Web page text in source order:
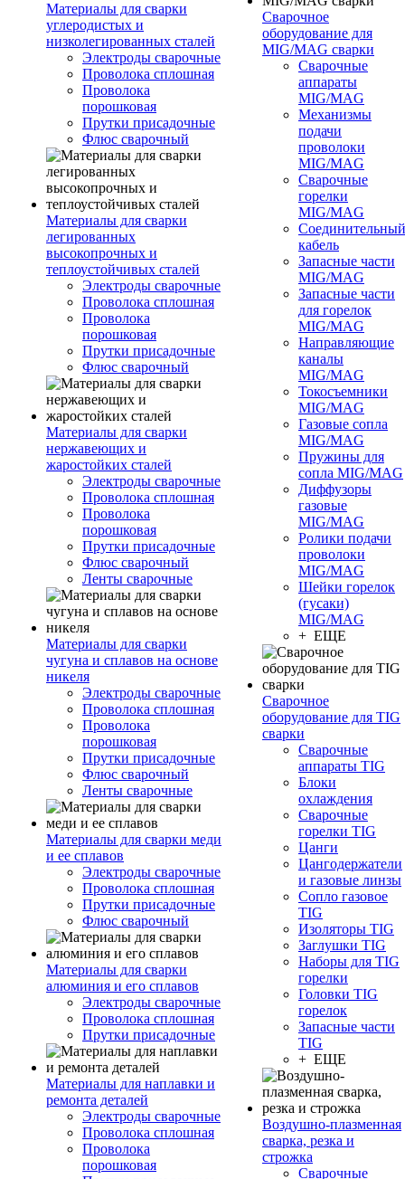
Материалы для сварки
углеродистых и
низколегированных сталей
Электроды сварочные
Проволока сплошная
Проволока
порошковая
Прутки присадочные
Флюс сварочный
Материалы для сварки
легированных
высокопрочных и
теплоустойчивых сталей
Электроды сварочные
Проволока сплошная
Проволока
порошковая
Прутки присадочные
Флюс сварочный
Материалы для сварки
нержавеющих и
жаростойких сталей
Электроды сварочные
Проволока сплошная
Проволока
порошковая
Прутки присадочные
Флюс сварочный
Ленты сварочные
Материалы для сварки
чугуна и сплавов на основе
никеля
Электроды сварочные
Проволока сплошная
Проволока
порошковая
Прутки присадочные
Флюс сварочный
Ленты сварочные
Материалы для сварки меди
и ее сплавов
Электроды сварочные
Проволока сплошная
Прутки присадочные
Флюс сварочный
Материалы для сварки
алюминия и его сплавов
Электроды сварочные
Проволока сплошная
Прутки присадочные
Материалы для наплавки и
ремонта деталей
Электроды сварочные
Проволока сплошная
Проволока
порошковая
Сварочное
оборудование для
MIG/MAG сварки
Сварочные
аппараты
MIG/MAG
Механизмы
подачи
проволоки
MIG/MAG
Сварочные
горелки
MIG/MAG
Соединительный
кабель
Запасные части
MIG/MAG
Запасные части
для горелок
MIG/MAG
Направляющие
каналы
MIG/MAG
Токосъемники
MIG/MAG
Газовые сопла
MIG/MAG
Пружины для
сопла MIG/MAG
Диффузоры
газовые
MIG/MAG
Ролики подачи
проволоки
MIG/MAG
Шейки горелок
(гусаки)
MIG/MAG
+ ЕЩЕ
Сварочное
оборудование для TIG
сварки
Сварочные
аппараты TIG
Блоки
охлаждения
Сварочные
горелки TIG
Цанги
Цангодержатели
и газовые линзы
Сопло газовое
TIG
Изоляторы TIG
Заглушки TIG
Наборы для TIG
горелки
Головки TIG
горелок
Запасные части
TIG
+ ЕЩЕ
Воздушно-плазменная
сварка, резка и
строжка
Сварочные